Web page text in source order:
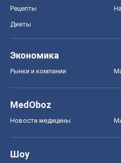
Рецепты
Диеты
Экономика
Рынки и компании
MedOboz
Новости медицины
Шоу